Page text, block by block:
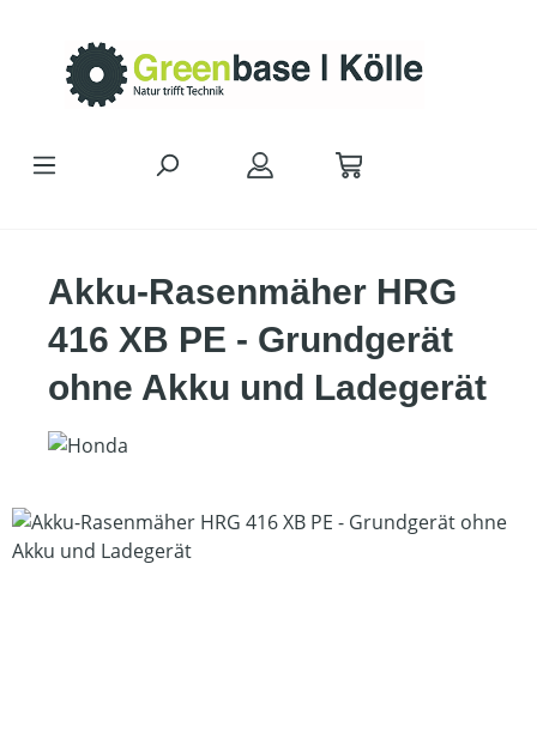
Akku-Rasenmäher HRG
416 XB PE - Grundgerät
ohne Akku und Ladegerät
Bildergalerie überspringen